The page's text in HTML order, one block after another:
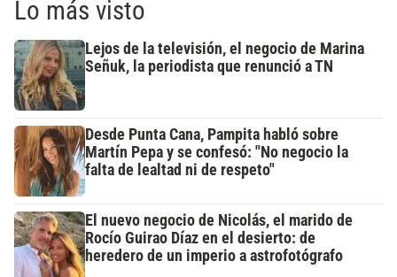
Lo más visto
Lejos de la televisión, el negocio de Marina
Señuk, la periodista que renunció a TN
Desde Punta Cana, Pampita habló sobre
Martín Pepa y se confesó: "No negocio la
falta de lealtad ni de respeto"
El nuevo negocio de Nicolás, el marido de
Rocío Guirao Díaz en el desierto: de
heredero de un imperio a astrofotógrafo